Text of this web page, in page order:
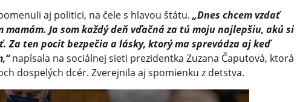
aj politici, na čele s hlavou štátu.„Dnes chcem vzdať
mamám. Ja som každý deň vďačná za tú moju najlepšiu, akú si
Za ten pocit bezpečia a lásky, ktorý ma sprevádza aj keď
napísala na sociálnej sieti prezidentka Zuzana Čaputová, ktorá
dospelých dcér. Zverejnila aj spomienku z detstva.